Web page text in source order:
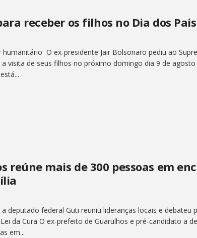
receber os filhos no Dia dos Pais
O ex-presidente Jair Bolsonaro pediu ao
visita de seus filhos no próximo domingo dia 9 de agosto
reúne mais de 300 pessoas em
deputado federal Guti reuniu lideranças locais e debateu
da Cura O ex-prefeito de Guarulhos e pré-candidato a
em...